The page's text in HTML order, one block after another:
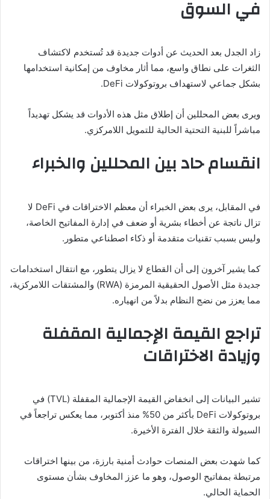
في السوق
زاد الجدل بعد الحديث عن أدوات جديدة قد تُستخدم لاكتشاف
الثغرات على نطاق واسع، مما أثار مخاوف من إمكانية استخدامها
بشكل جماعي لاستهداف بروتوكولات DeFi.
ويرى بعض المحللين أن إطلاق مثل هذه الأدوات قد يشكل تهديداً
مباشراً للبنية التحتية الحالية للتمويل اللامركزي.
انقسام حاد بين المحللين والخبراء
في المقابل، يرى بعض الخبراء أن معظم الاختراقات في DeFi لا
تزال ناتجة عن أخطاء بشرية أو ضعف في إدارة المفاتيح الخاصة،
وليس بسبب تقنيات متقدمة أو ذكاء اصطناعي متطور.
كما يشير آخرون إلى أن القطاع لا يزال يتطور، مع انتقال استخدامات
جديدة مثل الأصول الحقيقية المرمزة (RWA) والمشتقات اللامركزية،
مما يعزز من نضج النظام بدلاً من انهياره.
تراجع القيمة الإجمالية المقفلة
وزيادة الاختراقات
تشير البيانات إلى انخفاض القيمة الإجمالية المقفلة (TVL) في
بروتوكولات DeFi بأكثر من 50% منذ أكتوبر، مما يعكس تراجعاً في
السيولة والثقة خلال الفترة الأخيرة.
كما شهدت بعض المنصات حوادث أمنية بارزة، من بينها اختراقات
مرتبطة بمفاتيح الوصول، وهو ما عزز المخاوف بشأن مستوى
الحماية الحالي.